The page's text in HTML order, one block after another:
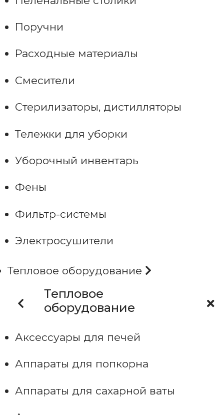
Поручни
Расходные материалы
Смесители
Стерилизаторы, дистилляторы
Тележки для уборки
Уборочный инвентарь
Фены
Фильтр-системы
Электросушители
Тепловое оборудование
Тепловое
оборудование
Аксессуары для печей
Аппараты для попкорна
Аппараты для сахарной ваты